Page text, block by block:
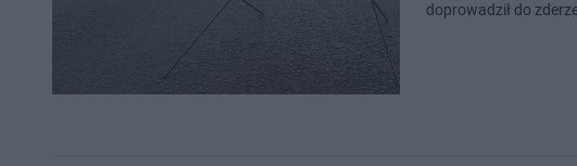
doprowadził do